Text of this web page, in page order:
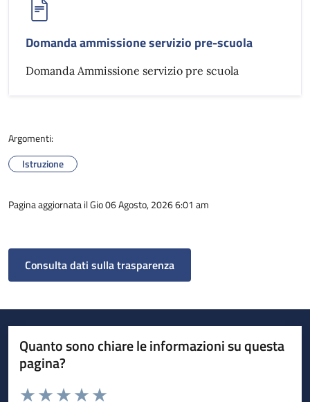
Domanda ammissione servizio pre-scuola
Domanda Ammissione servizio pre scuola
Argomenti:
Istruzione
Pagina aggiornata il Gio 06 Agosto, 2026 6:01 am
Consulta dati sulla trasparenza
Quanto sono chiare le informazioni su questa
pagina?
Valuta da 1 a 5 stelle la pagina